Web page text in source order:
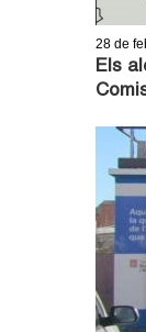
m
e
d
e
G
28 de
Els